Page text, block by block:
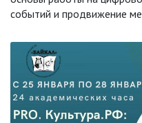
событий и продвижение